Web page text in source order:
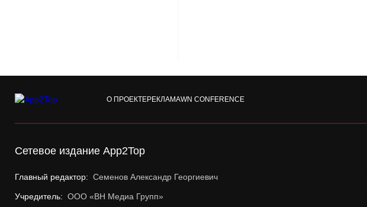
О ПРОЕКТЕРЕКЛАМАWN CONFERENCE
Сетевое издание App2Top
Главный редактор: Семенов Александр Георгиевич
Учредитель: ООО «ВН Медиа Групп»